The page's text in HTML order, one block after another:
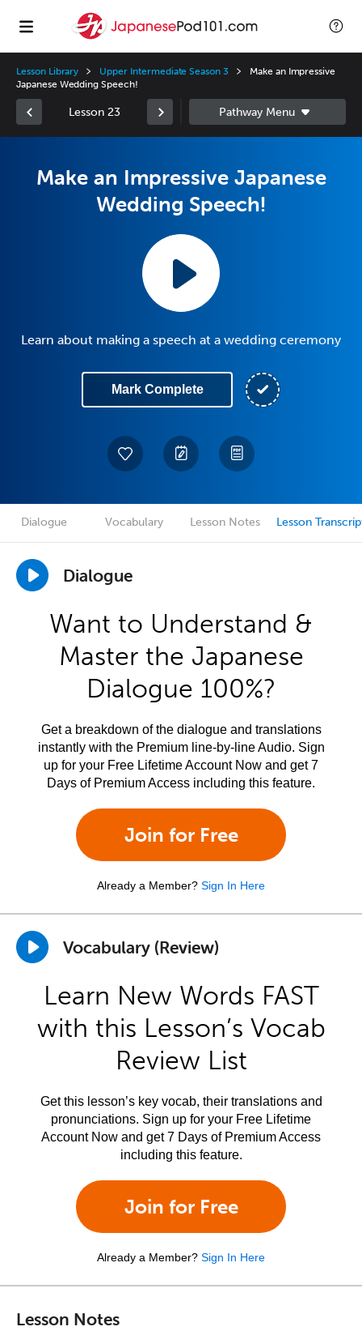
Lesson Library Upper Intermediate Season 3
Make an Impressive
Japanese Wedding Speech!
Lesson 23
Make an Impressive Japanese
Wedding Speech!
Learn about making a speech at a wedding ceremony
Mark Complete
Dialogue Vocabulary Lesson Notes Lesson
Dialogue
Want to Understand &
Master the Japanese
Dialogue 100%?
Get a breakdown of the dialogue and translations
instantly with the Premium line-by-line Audio. Sign
up for your Free Lifetime Account Now and get 7
Days of Premium Access including this feature.
Join for Free
Already a Member? Sign In Here
Vocabulary (Review)
Learn New Words FAST
with this Lesson’s Vocab
Review List
Get this lesson’s key vocab, their translations and
pronunciations. Sign up for your Free Lifetime
Account Now and get 7 Days of Premium Access
including this feature.
Join for Free
Already a Member? Sign In Here
Lesson Notes